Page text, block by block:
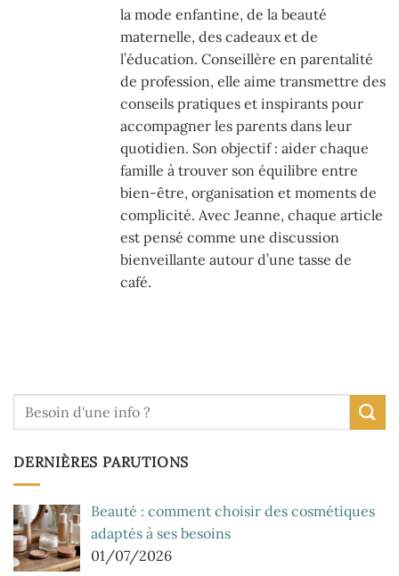
la mode enfantine, de la beauté
maternelle, des cadeaux et de
l’éducation. Conseillère en parentalité
de profession, elle aime transmettre des
conseils pratiques et inspirants pour
accompagner les parents dans leur
quotidien. Son objectif : aider chaque
famille à trouver son équilibre entre
bien-être, organisation et moments de
complicité. Avec Jeanne, chaque article
est pensé comme une discussion
bienveillante autour d’une tasse de
café.
DERNIÈRES PARUTIONS
Beauté : comment choisir des cosmétiques
adaptés à ses besoins
01/07/2026